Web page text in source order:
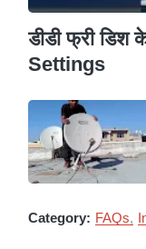
डीडी फ्री
Settings
Category: FAQs